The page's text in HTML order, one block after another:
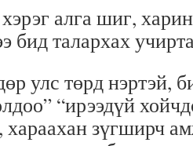
алга шиг,
бид талархах
улс төрд нэртэй,
“ирээдүй
зүгширч